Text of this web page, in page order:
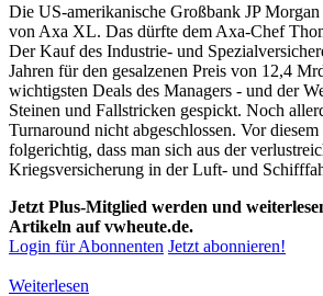
Die US-amerikanische Großbank JP
von Axa XL. Das dürfte dem Axa-Chef
Der Kauf des Industrie- und
Jahren für den gesalzenen Preis von 12,4
wichtigsten Deals des Managers - und der
Steinen und Fallstricken gespickt. Noch
Turnaround nicht abgeschlossen. Vor
folgerichtig, dass man sich aus der
Kriegsversicherung in der Luft- und
Jetzt Plus-Mitglied werden und
Artikeln auf vwheute.de.
Login für Abonnenten Jetzt abonnieren!
Weiterlesen